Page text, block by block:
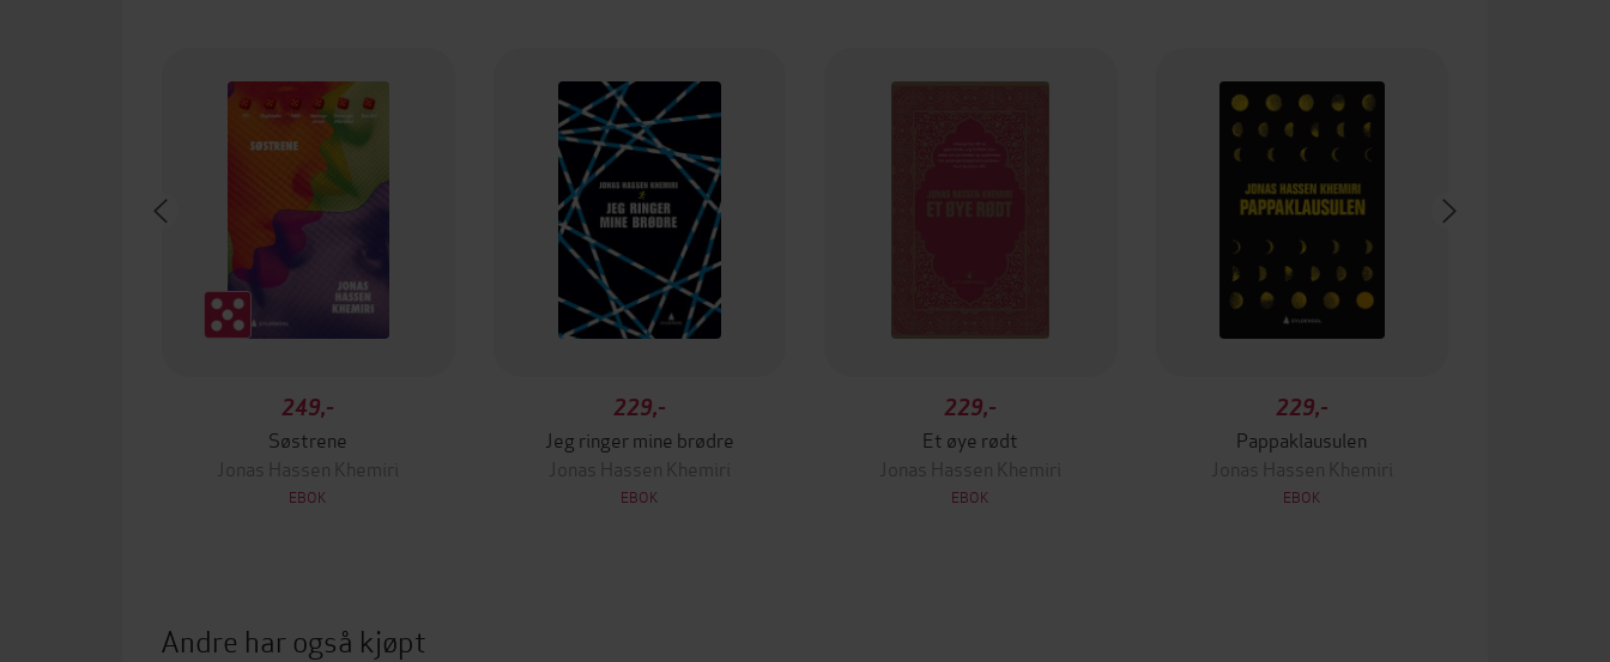
249,-
Søstrene
Jonas Hassen Khemiri
EBOK
229,-
Jeg ringer mine brødre
Jonas Hassen Khemiri
EBOK
229,-
Et øye rødt
Jonas Hassen Khemiri
EBOK
229,-
Pappaklausulen
Jonas Hassen Khemiri
EBOK
Andre har også kjøpt